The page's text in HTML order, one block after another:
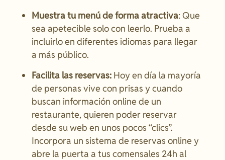
Muestra tu menú de forma atractiva: Que
sea apetecible solo con leerlo. Prueba a
incluirlo en diferentes idiomas para llegar
a más público.
Facilita las reservas:Hoy en día la mayoría
de personas vive con prisas y cuando
buscan información online de un
restaurante, quieren poder reservar
desde su web en unos pocos “clics”.
Incorpora un sistema de reservas online y
abre la puerta a tus comensales 24h al